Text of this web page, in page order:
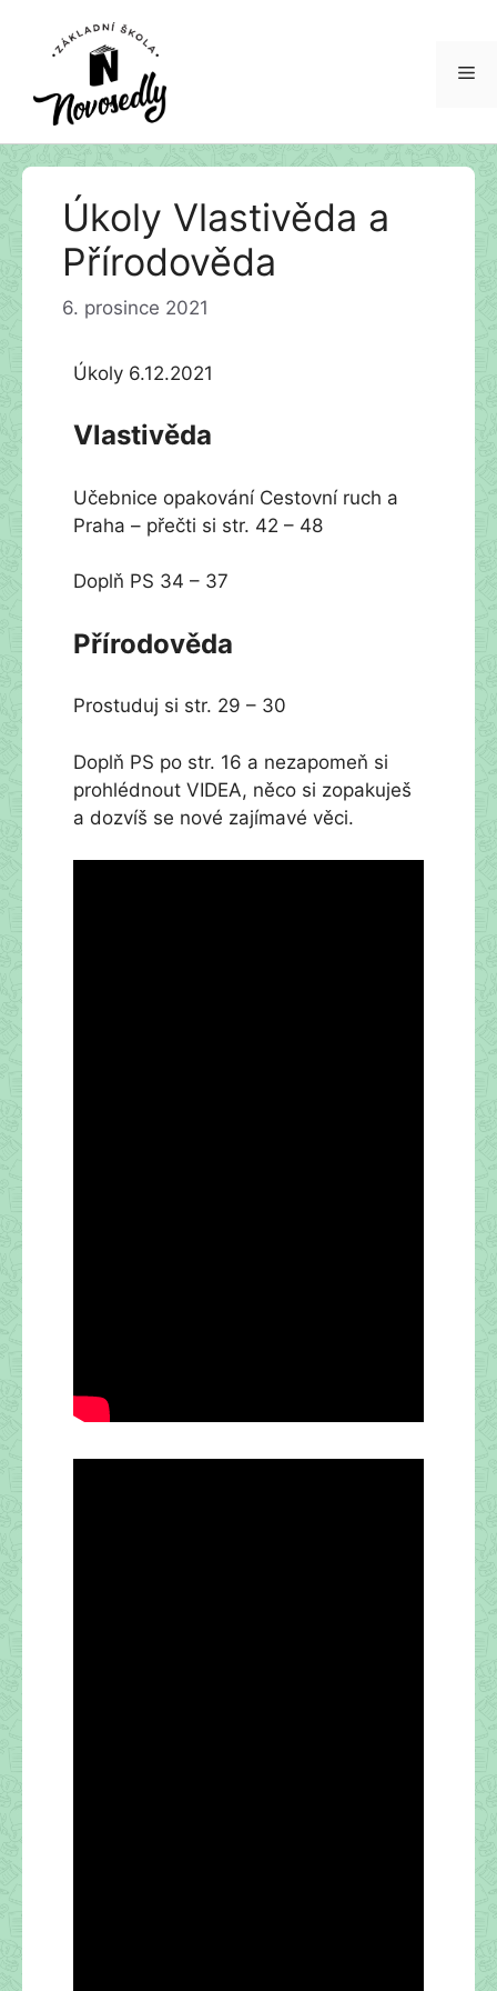
Přeskočit
Úkoly Vlastivěda a
Přírodověda
6. prosince 2021
Úkoly 6.12.2021
Vlastivěda
Učebnice opakování Cestovní ruch a
Praha – přečti si str. 42 – 48
Doplň PS 34 – 37
Přírodověda
Prostuduj si str. 29 – 30
Doplň PS po str. 16 a nezapomeň si
prohlédnout VIDEA, něco si zopakuješ
a dozvíš se nové zajímavé věci.